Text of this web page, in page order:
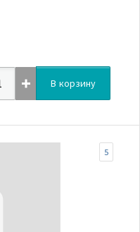
В корзину
5